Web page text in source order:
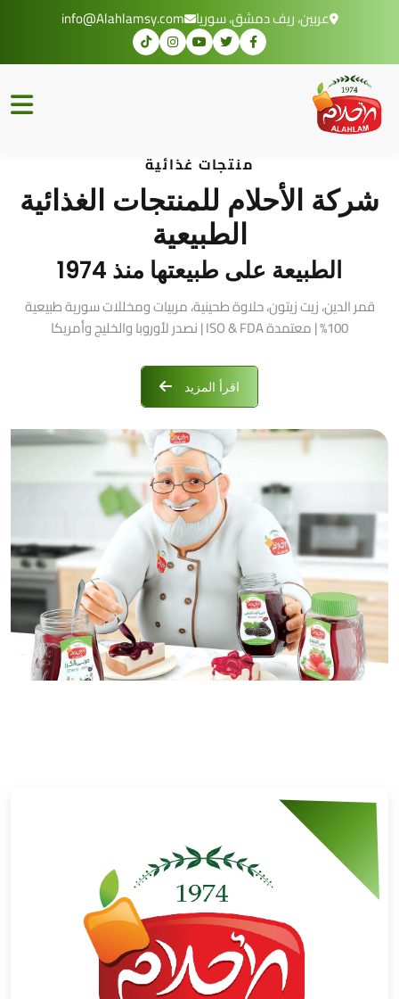
عربين، ريف دمشق، سوريا info@Alahlamsy.com
منتجات غذائية
شركة الأحلام للمنتجات الغذائية
الطبيعية
الطبيعة على طبيعتها منذ 1974
قمر الدين، زيت زيتون، حلاوة طحينية، مربيات ومخللات سورية طبيعية
100% | معتمدة ISO & FDA | نصدر لأوروبا والخليج وأمريكا
اقرأ المزيد